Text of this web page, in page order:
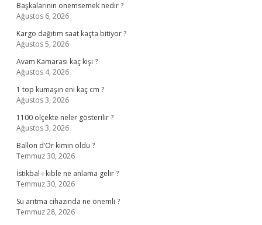
Başkalarının önemsemek nedir ?
Ağustos 6, 2026
Kargo dağıtım saat kaçta bitiyor ?
Ağustos 5, 2026
Avam Kamarası kaç kişi ?
Ağustos 4, 2026
1 top kumaşın eni kaç cm ?
Ağustos 3, 2026
1100 ölçekte neler gösterilir ?
Ağustos 3, 2026
Ballon d’Or kimin oldu ?
Temmuz 30, 2026
İstikbal-i kıble ne anlama gelir ?
Temmuz 30, 2026
Su arıtma cihazında ne önemli ?
Temmuz 28, 2026